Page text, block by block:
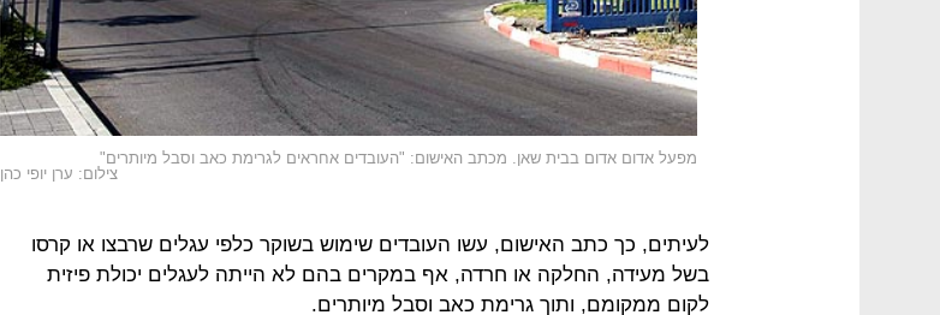
מפעל אדום אדום בבית שאן. מכתב האישום: "העובדים אחראים לגרימת כאב וסבל מיותרים"
צילום: ערן יופי כהן
לעיתים, כך כתב האישום, עשו העובדים שימוש בשוקר כלפי עגלים שרבצו או קרסו
בשל מעידה, החלקה או חרדה, אף במקרים בהם לא הייתה לעגלים יכולת פיזית
לקום ממקומם, ותוך גרימת כאב וסבל מיותרים.